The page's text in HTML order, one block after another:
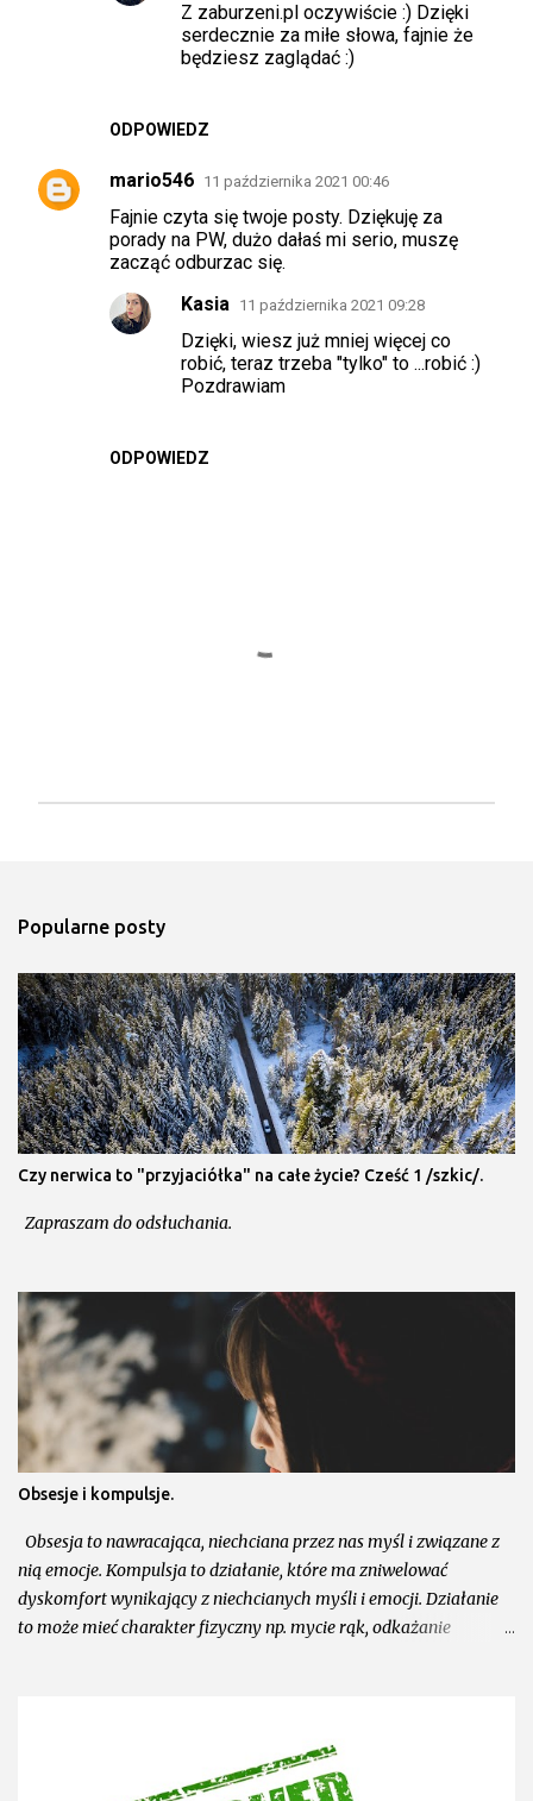
ODPOWIEDZ
Z zaburzeni.pl oczywiście :) Dzięki
serdecznie za miłe słowa, fajnie że
będziesz zaglądać :)
mario546 11 października 2021 00:46
Fajnie czyta się twoje posty. Dziękuję za
porady na PW, dużo dałaś mi serio, muszę
zacząć odburzac się.
ODPOWIEDZ
Kasia 11 października 2021 09:28
Dzięki, wiesz już mniej więcej co
robić, teraz trzeba "tylko" to ...robić :)
Pozdrawiam
ś
i
j
k
o
m
e
n
t
a
r
Popularne posty
Czy nerwica to "przyjaciółka" na całe życie? Cześć 1 /szkic/.
Zapraszam do odsłuchania.
Obsesje i kompulsje.
Obsesja to nawracająca, niechciana przez nas myśl i związane z
nią emocje. Kompulsja to działanie, które ma zniwelować
dyskomfort wynikający z niechcianych myśli i emocji. Działanie
to może mieć charakter fizyczny np. mycie rąk, odkażanie
wartości niechcianych myśli, ale i wzmacnia kompulsywnego
sposobu reagowania. Przy OCD naszym celem nie jest to by,